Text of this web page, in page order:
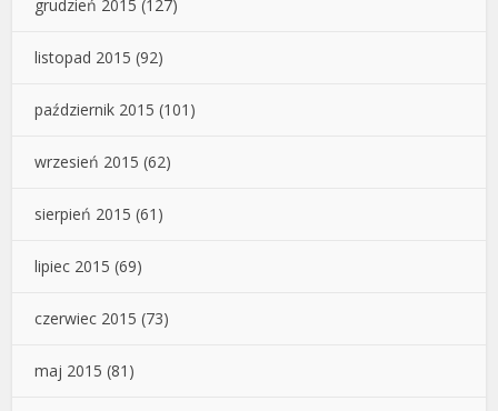
grudzień 2015 (127)
listopad 2015 (92)
październik 2015 (101)
wrzesień 2015 (62)
sierpień 2015 (61)
lipiec 2015 (69)
czerwiec 2015 (73)
maj 2015 (81)